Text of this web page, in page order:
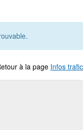
à la page Infos trafic